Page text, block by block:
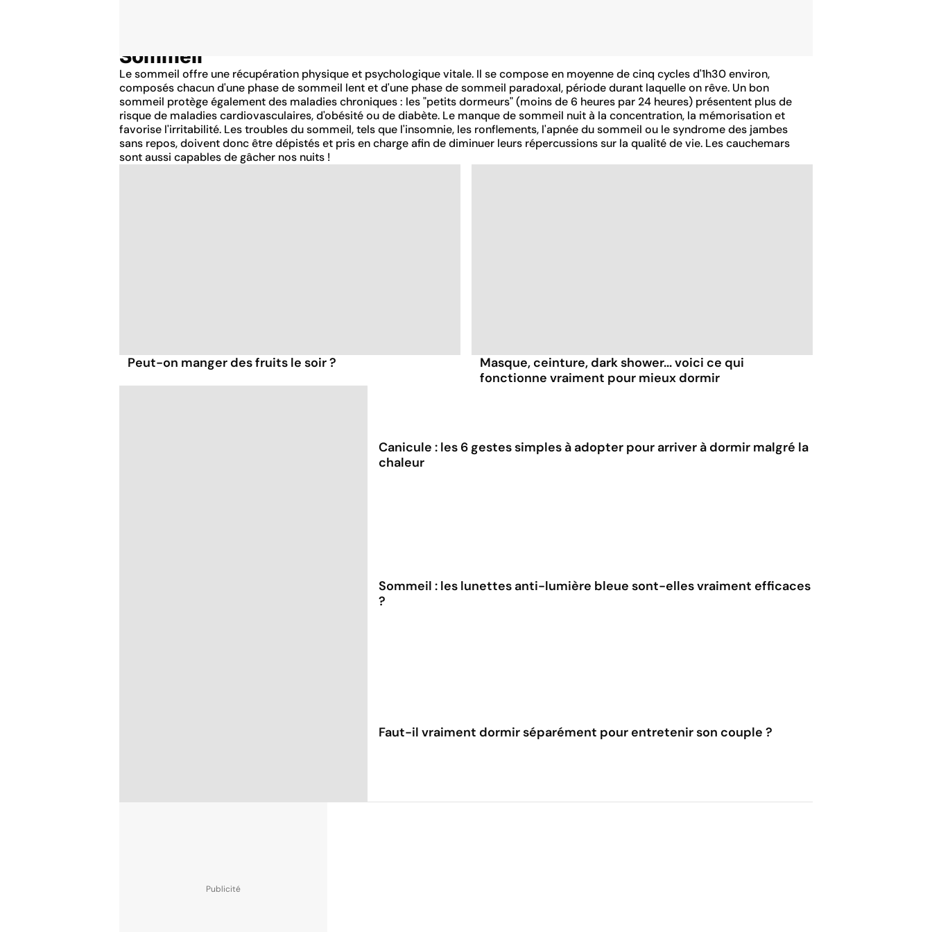
Sommeil
Le sommeil offre une récupération physique et psychologique vitale. Il se compose en moyenne de cinq cycles d'1h30 environ,
composés chacun d'une phase de sommeil lent et d'une phase de sommeil paradoxal, période durant laquelle on rêve. Un bon
sommeil protège également des maladies chroniques : les "petits dormeurs" (moins de 6 heures par 24 heures) présentent plus de
risque de maladies cardiovasculaires, d'obésité ou de diabète. Le manque de sommeil nuit à la concentration, la mémorisation et
favorise l'irritabilité. Les troubles du sommeil, tels que l'insomnie, les ronflements, l'apnée du sommeil ou le syndrome des jambes
sans repos, doivent donc être dépistés et pris en charge afin de diminuer leurs répercussions sur la qualité de vie. Les cauchemars
sont aussi capables de gâcher nos nuits !
Peut-on manger des fruits le soir ?
Masque, ceinture, dark shower... voici ce qui
fonctionne vraiment pour mieux dormir
Canicule : les 6 gestes simples à adopter pour arriver à dormir malgré la
chaleur
Sommeil : les lunettes anti-lumière bleue sont-elles vraiment efficaces
?
Faut-il vraiment dormir séparément pour entretenir son couple ?